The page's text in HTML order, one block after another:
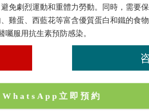
免劇烈運動和重體力勞動。同時，需要
雞蛋、西藍花等富含優質蛋白和鐵的食
服用抗生素預防感染。
WhatsApp立即預約